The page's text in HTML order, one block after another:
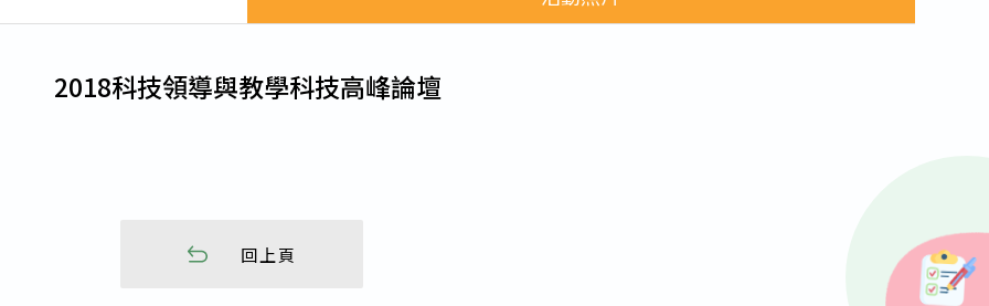
表單下載
交通車申請表
2018科技領導與教學科技高峰論壇
回上頁